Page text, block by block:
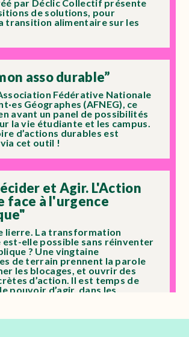
par Déclic Collectif présente
de solutions, pour
transition alimentaire sur les
asso durable”
Fédérative Nationale
Géographes (AFNEG), ce
avant un panel de possibilités
la vie étudiante et les campus.
d’actions durables est
cet outil !
et Agir. L'Action
face à l'urgence
lierre. La transformation
est-elle possible sans réinventer
? Une vingtaine
de terrain prennent la parole
les blocages, et ouvrir des
d’action. Il est temps de
pouvoir d’agir, dans les